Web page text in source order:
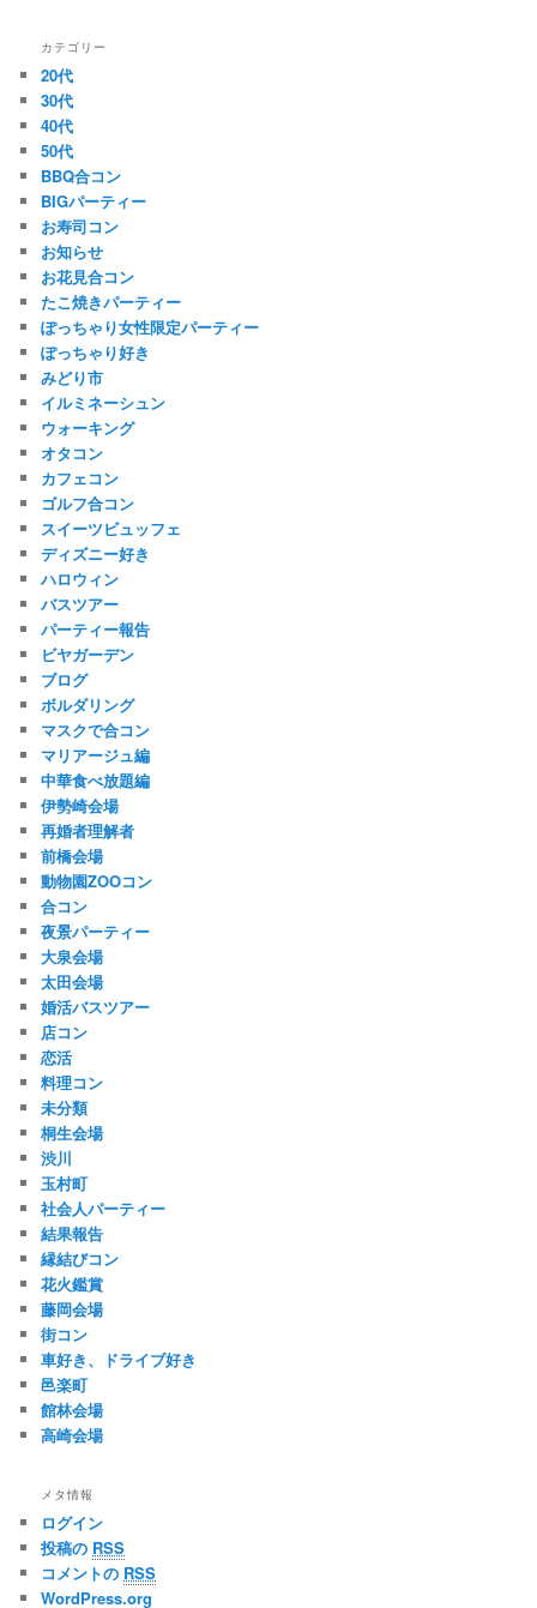
カテゴリー
20代
30代
40代
50代
BBQ合コン
BIGパーティー
お寿司コン
お知らせ
お花見合コン
たこ焼きパーティー
ぽっちゃり女性限定パーティー
ぽっちゃり好き
みどり市
イルミネーシュン
ウォーキング
オタコン
カフェコン
ゴルフ合コン
スイーツビュッフェ
ディズニー好き
ハロウィン
バスツアー
パーティー報告
ビヤガーデン
ブログ
ボルダリング
マスクで合コン
マリアージュ編
中華食べ放題編
伊勢崎会場
再婚者理解者
前橋会場
動物園ZOOコン
合コン
夜景パーティー
大泉会場
太田会場
婚活バスツアー
店コン
恋活
料理コン
未分類
桐生会場
渋川
玉村町
社会人パーティー
結果報告
縁結びコン
花火鑑賞
藤岡会場
街コン
車好き、ドライブ好き
邑楽町
館林会場
高崎会場
メタ情報
ログイン
投稿の RSS
コメントの RSS
WordPress.org